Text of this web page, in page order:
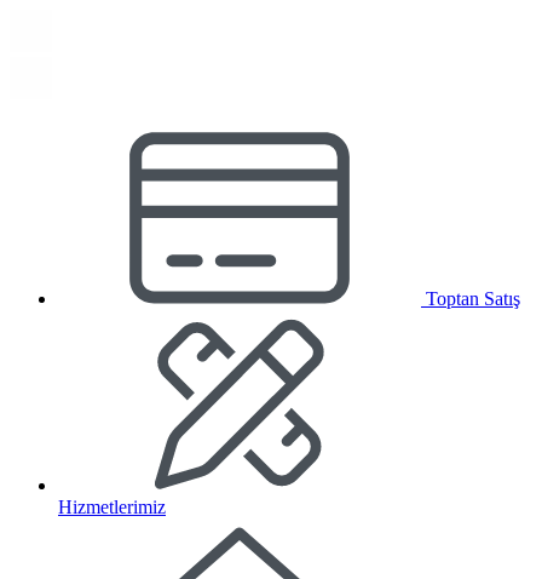
Toptan Satış
Hizmetlerimiz